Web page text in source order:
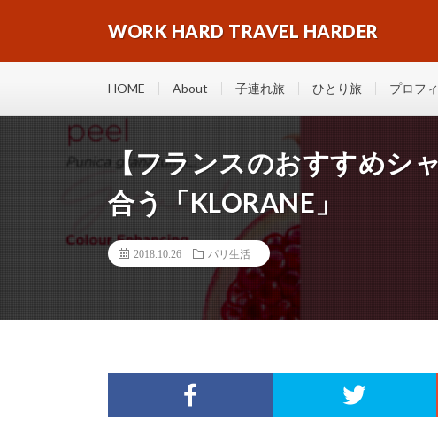
WORK HARD TRAVEL HARDER
HOME About 子連れ旅 ひとり旅 プロフ
【フランスのおすすめシ
合う「KLORANE」
2018.10.26 パリ生活